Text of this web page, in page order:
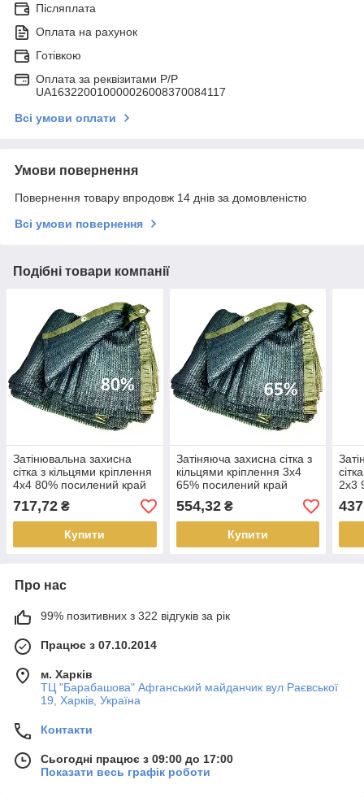
Післяплата
Оплата на рахунок
Готівкою
Оплата за реквізитами P/Р
UA163220010000026008370084117
Всі умови оплати
Умови повернення
Повернення товару впродовж 14 днів за домовленістю
Всі умови повернення
Подібні товари компанії
Затінювальна захисна
сітка з кільцями кріплення
4х4 80% посилений край
717,72 ₴
Купити
Затіняюча захисна сітка з
кільцями кріплення 3х4
65% посилений край
554,32₴
Купити
2х3
437
Про нас
99% позитивних з 322 відгуків за рік
Працює з 07.10.2014
м. Харків
ТЦ "Барабашова" Афганський майданчик вул Раєвської
19, Харків, Україна
Контакти
Сьогодні працює з 09:00 до 17:00
Показати весь графік роботи